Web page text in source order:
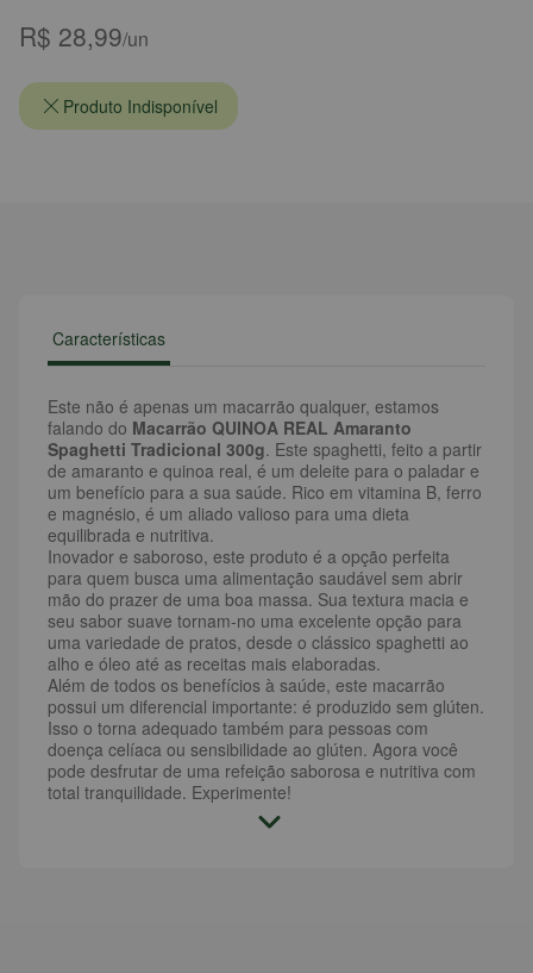
R$ 28,99/un
Produto Indisponível
Características
Este não é apenas um macarrão qualquer, estamos
falando do Macarrão QUINOA REAL Amaranto
Spaghetti Tradicional 300g. Este spaghetti, feito a partir
de amaranto e quinoa real, é um deleite para o paladar e
um benefício para a sua saúde. Rico em vitamina B, ferro
e magnésio, é um aliado valioso para uma dieta
equilibrada e nutritiva.
Inovador e saboroso, este produto é a opção perfeita
para quem busca uma alimentação saudável sem abrir
mão do prazer de uma boa massa. Sua textura macia e
seu sabor suave tornam-no uma excelente opção para
uma variedade de pratos, desde o clássico spaghetti ao
alho e óleo até as receitas mais elaboradas.
Além de todos os benefícios à saúde, este macarrão
possui um diferencial importante: é produzido sem glúten.
Isso o torna adequado também para pessoas com
doença celíaca ou sensibilidade ao glúten. Agora você
pode desfrutar de uma refeição saborosa e nutritiva com
total tranquilidade. Experimente!